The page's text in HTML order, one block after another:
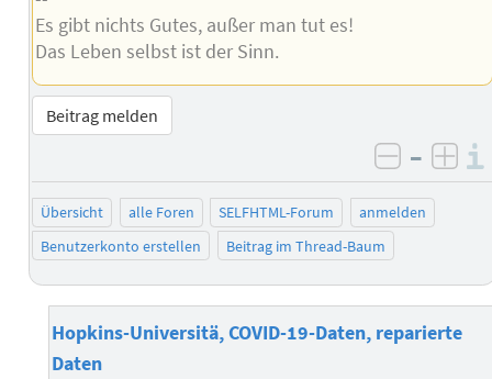
Es gibt nichts Gutes, außer man tut es!
Das Leben selbst ist der Sinn.
Beitrag melden
negativ
–
Übersicht alle Foren SELFHTML-Forum
anmelden
Benutzerkonto erstellen
Beitrag im Thread-Baum
Hopkins-Universitä, COVID-19-Daten, reparierte
Daten